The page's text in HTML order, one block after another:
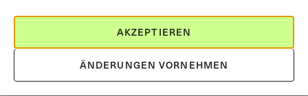
Was ist SaaS (Software as a
Service) & welche Rolle spielt es in
der e-Signatur-Welt?
ÄNDERUNGEN VORNEHMEN
AKZEPTIEREN